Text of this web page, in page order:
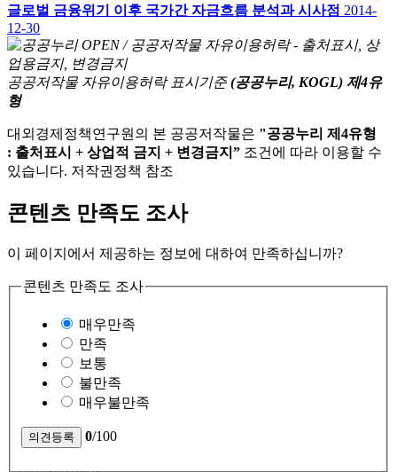
글로벌 금융위기 이후 국가간 자금흐름 분석과 시사점 2014-
12-30
공공저작물 자유이용허락 표시기준 (공공누리, KOGL) 제4유
형
대외경제정책연구원의 본 공공저작물은 "공공누리 제4유형
: 출처표시 + 상업적 금지 + 변경금지” 조건에 따라 이용할 수
있습니다. 저작권정책 참조
콘텐츠 만족도 조사
이 페이지에서 제공하는 정보에 대하여 만족하십니까?
콘텐츠 만족도 조사
매우만족
만족
보통
불만족
매우불만족
0/100